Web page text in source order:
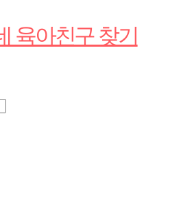
육아친구 찾기